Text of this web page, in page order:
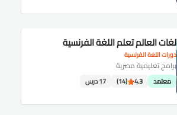
دورات اللغة الفرنسية
لغات العالم تعلم اللغة الفرنسية
برامج تعليمية مصرية
معتمد 4.3
(14) 17 درس